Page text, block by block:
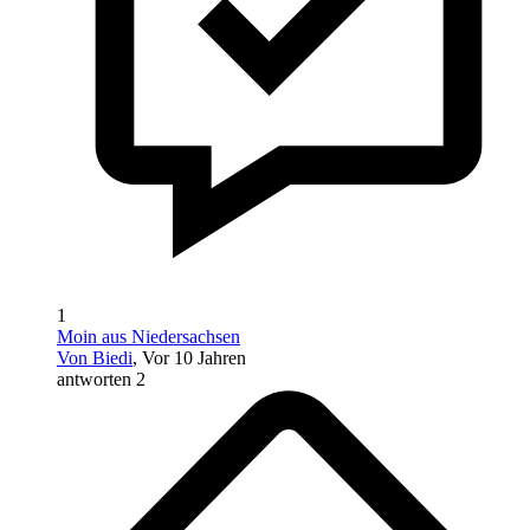
1
Moin aus Niedersachsen
Von Biedi, Vor 10 Jahren
antworten 2